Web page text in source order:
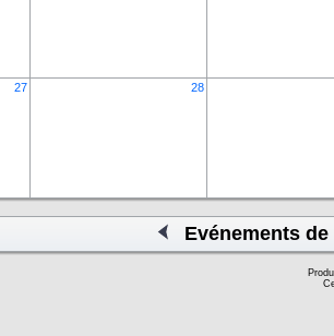
27 28
Evénements